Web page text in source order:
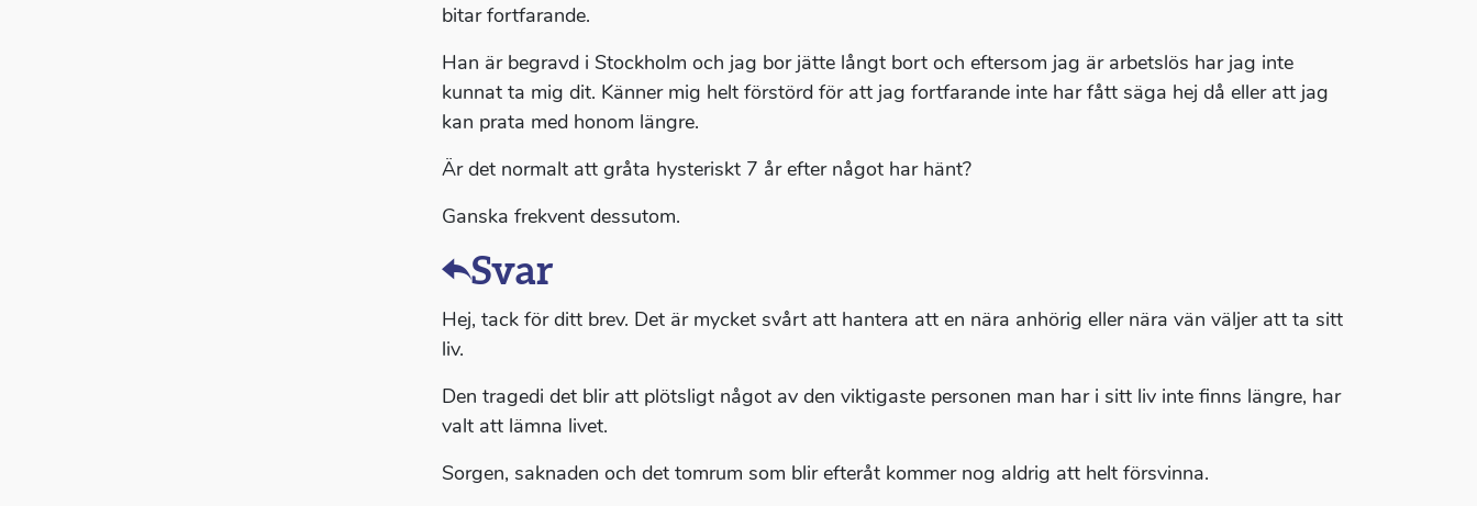
bitar fortfarande.
Han är begravd i Stockholm och jag bor jätte långt bort och eftersom jag är arbetslös har jag inte
kunnat ta mig dit. Känner mig helt förstörd för att jag fortfarande inte har fått säga hej då eller att jag
kan prata med honom längre.
Är det normalt att gråta hysteriskt 7 år efter något har hänt?
Ganska frekvent dessutom.
Svar
Hej, tack för ditt brev. Det är mycket svårt att hantera att en nära anhörig eller nära vän väljer att ta sitt
liv.
Den tragedi det blir att plötsligt något av den viktigaste personen man har i sitt liv inte finns längre, har
valt att lämna livet.
Sorgen, saknaden och det tomrum som blir efteråt kommer nog aldrig att helt försvinna.